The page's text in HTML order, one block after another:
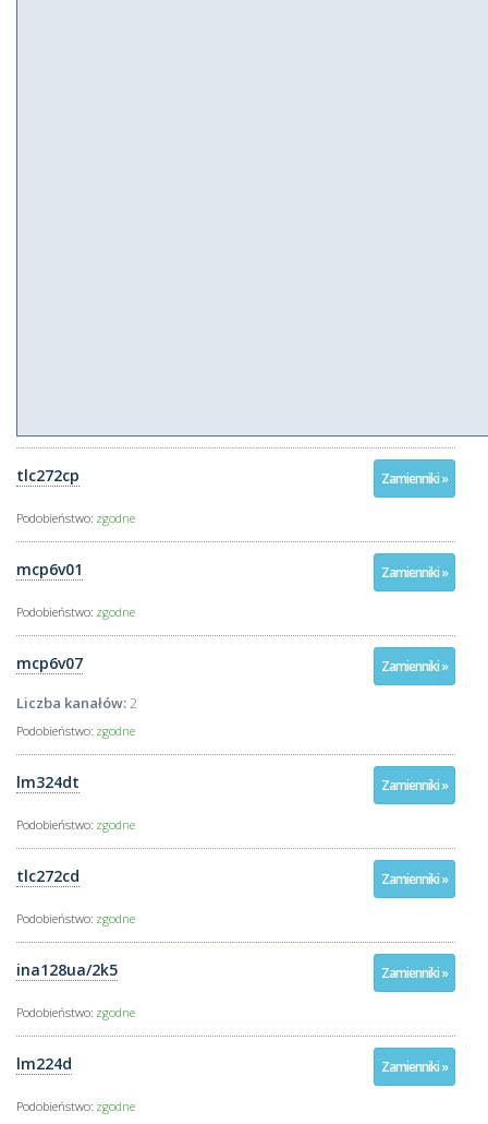
Zamienniki »
tlc272cp
Podobieństwo: zgodne
Zamienniki »
mcp6v01
Podobieństwo: zgodne
Zamienniki »
mcp6v07
Liczba kanałów:2
Podobieństwo: zgodne
Zamienniki »
lm324dt
Podobieństwo: zgodne
Zamienniki »
tlc272cd
Podobieństwo: zgodne
Zamienniki »
ina128ua/2k5
Podobieństwo: zgodne
Zamienniki »
lm224d
Podobieństwo: zgodne